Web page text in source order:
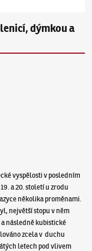
dýmkou a
vyspělosti v posledním
a 20. století u zrodu
několika proměnami.
největší stopu v něm
následně kubistické
zcela v duchu
letech pod vlivem